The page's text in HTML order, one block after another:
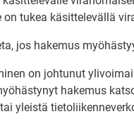
on tukea käsittelevällä
jos hakemus
on johtunut
hakemus
yleistä